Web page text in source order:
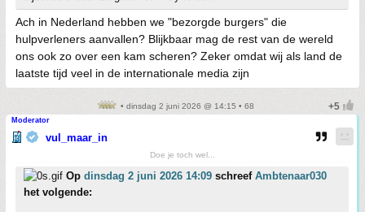
Ach in Nederland hebben we "bezorgde burgers" die
hulpverleners aanvallen? Blijkbaar mag de rest van de wereld
ons ook zo over een kam scheren? Zeker omdat wij als land de
laatste tijd veel in de internationale media zijn
• dinsdag 2 juni 2026 @ 14:15 • 68
Moderator
vul_maar_in
Doe je toch wel...
Op dinsdag 2 juni 2026 14:09 schreef Ambtenaar030
het volgende: